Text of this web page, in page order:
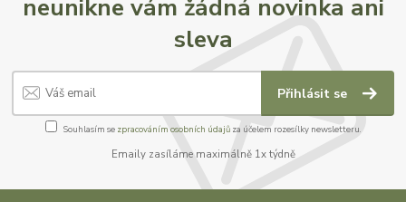
neunikne vám žádná novinka ani
sleva
Přihlásit se
Souhlasím se zpracováním osobních údajůza účelem rozesílky newsletteru.
Emaily zasíláme maximálně 1x týdně